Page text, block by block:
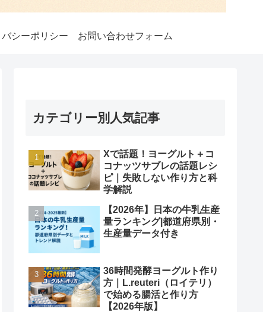
シーポリシー お問い合わせフォーム
カテゴリー別人気記事
Xで話題！ヨーグルト＋コ
コナッツサブレの話題レシ
ピ｜失敗しない作り方と科
学解説
【2026年】日本の牛乳生産
量ランキング|都道府県別・
生産量データ付き
36時間発酵ヨーグルト作り
方｜L.reuteri（ロイテリ）
で始める腸活と作り方
【2026年版】